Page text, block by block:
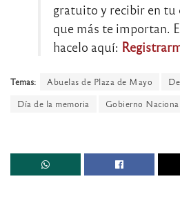
gratuito y recibir en tu
que más te importan.
hacelo aquí:
Temas: Abuelas de Plaza de Mayo
Día de la memoria
Gobierno Nacional